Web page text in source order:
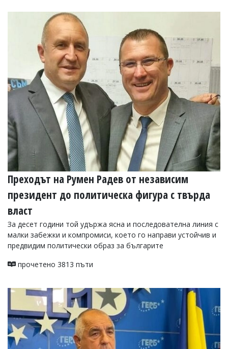
Преходът на Румен Радев от независим
президент до политическа фигура с твърда
власт
За десет години той удържа ясна и последователна линия с
малки забежки и компромиси, което го направи устойчив и
предвидим политически образ за българите
прочетено 3813 пъти